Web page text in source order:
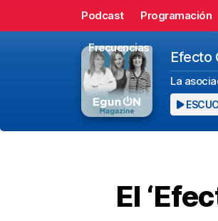
Podcast Programación
Frecuencias
Efecto
La
El